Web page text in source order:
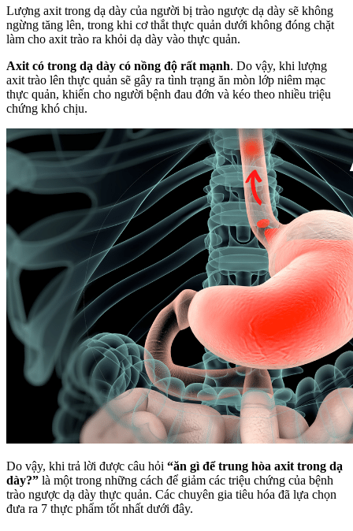
Lượng axit trong dạ dày của người bị trào ngược dạ dày sẽ không
ngừng tăng lên, trong khi cơ thắt thực quản dưới không đóng chặt
làm cho axit trào ra khỏi dạ dày vào thực quản.
Axit có trong dạ dày có nồng độ rất mạnh. Do vậy, khi lượng
axit trào lên thực quản sẽ gây ra tình trạng ăn mòn lớp niêm mạc
thực quản, khiến cho người bệnh đau đớn và kéo theo nhiều triệu
chứng khó chịu.
Do vậy, khi trả lời được câu hỏi “ăn gì để trung hòa axit trong dạ
dày?” là một trong những cách để giảm các triệu chứng của bệnh
trào ngược dạ dày thực quản. Các chuyên gia tiêu hóa đã lựa chọn
đưa ra 7 thực phẩm tốt nhất dưới đây.